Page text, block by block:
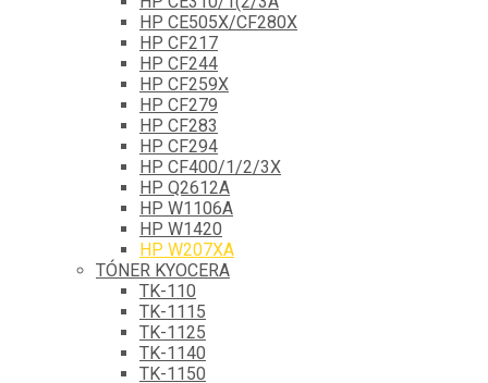
HP CE505X/CF280X
HP CF217
HP CF244
HP CF259X
HP CF279
HP CF283
HP CF294
HP CF400/1/2/3X
HP Q2612A
HP W1106A
HP W1420
HP W207XA
TÓNER KYOCERA
TK-110
TK-1115
TK-1125
TK-1140
TK-1150